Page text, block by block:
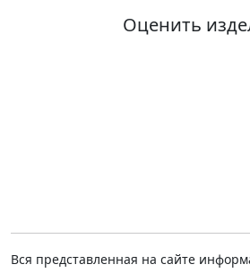
Оценить
Вся представленная на сайте